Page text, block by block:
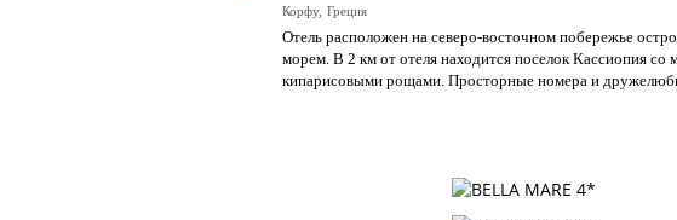
Корфу, Греция
Отель расположен на северо-восточном побережье
морем. В 2 км от отеля находится поселок Кассиопия
кипарисовыми рощами. Просторные номера и